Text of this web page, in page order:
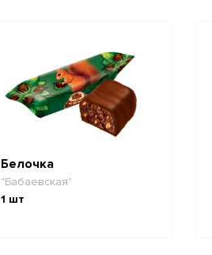
Белочка
"Бабаевская"
1 шт